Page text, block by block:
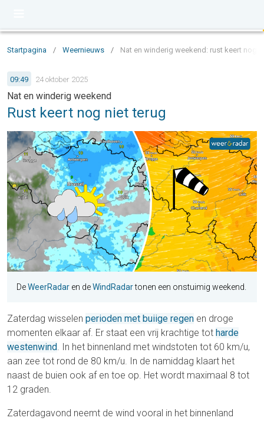
Startpagina / Weernieuws / Nat en winderig weekend: rust keert nog
09:49 24 oktober 2025
Nat en winderig weekend
Rust keert nog niet terug
DeWeerRadar en deWindRadartonen een onstuimig weekend.
Zaterdag wisselen perioden met buiige regen en droge
momenten elkaar af. Er staat een vrij krachtige tot harde
westenwind. In het binnenland met windstoten tot 60 km/u,
aan zee tot rond de 80 km/u. In de namiddag klaart het
naast de buien ook af en toe op. Het wordt maximaal 8 tot
12 graden.
Zaterdagavond neemt de wind vooral in het binnenland